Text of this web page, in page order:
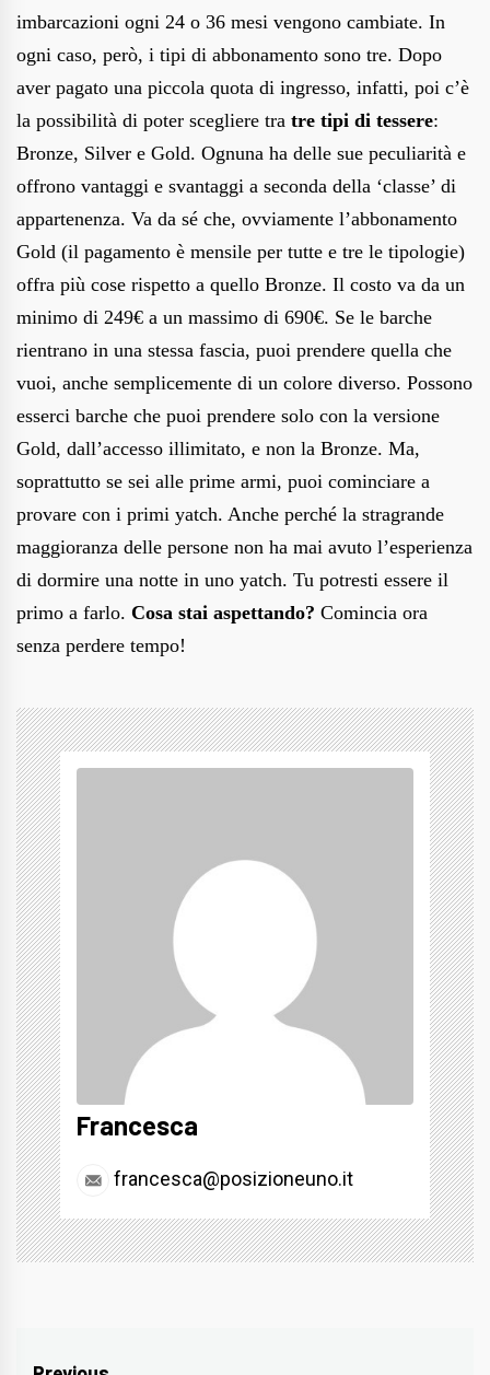
imbarcazioni ogni 24 o 36 mesi vengono cambiate. In
ogni caso, però, i tipi di abbonamento sono tre. Dopo
aver pagato una piccola quota di ingresso, infatti, poi c’è
la possibilità di poter scegliere tra tre tipi di tessere:
Bronze, Silver e Gold. Ognuna ha delle sue peculiarità e
offrono vantaggi e svantaggi a seconda della ‘classe’ di
appartenenza. Va da sé che, ovviamente l’abbonamento
Gold (il pagamento è mensile per tutte e tre le tipologie)
offra più cose rispetto a quello Bronze. Il costo va da un
minimo di 249€ a un massimo di 690€. Se le barche
rientrano in una stessa fascia, puoi prendere quella che
vuoi, anche semplicemente di un colore diverso. Possono
esserci barche che puoi prendere solo con la versione
Gold, dall’accesso illimitato, e non la Bronze. Ma,
soprattutto se sei alle prime armi, puoi cominciare a
provare con i primi yatch. Anche perché la stragrande
maggioranza delle persone non ha mai avuto l’esperienza
di dormire una notte in uno yatch. Tu potresti essere il
primo a farlo. Cosa stai aspettando? Comincia ora
senza perdere tempo!
Francesca
francesca@posizioneuno.it